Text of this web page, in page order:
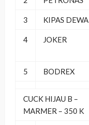
3 KIPAS DEWA
4 JOKER
5 BODREX
CUCK HIJAU B –
MARMER – 350 K